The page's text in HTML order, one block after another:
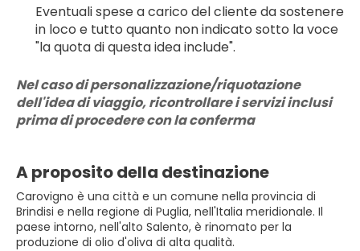
Eventuali spese a carico del cliente da sostenere
in loco e tutto quanto non indicato sotto la voce
"la quota di questa idea include".
Nel caso di personalizzazione/riquotazione
dell'idea di viaggio, ricontrollare i servizi inclusi
prima di procedere con la conferma
A proposito della destinazione
Carovigno è una città e un comune nella provincia di
Brindisi e nella regione di Puglia, nell'Italia meridionale. Il
paese intorno, nell'alto Salento, è rinomato per la
produzione di olio d'oliva di alta qualità.